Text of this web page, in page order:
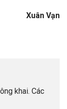
Xuân Vạn
khai. Các